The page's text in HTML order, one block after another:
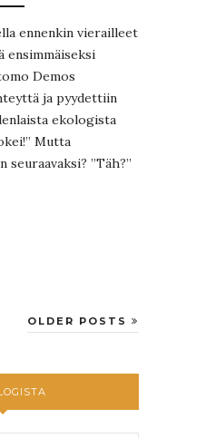
ennenkin vierailleet
ensimmäiseksi
Demos
ja pyydettiin
ekologista
Mutta
seuraavaksi? ”Täh?”
OLDER POSTS